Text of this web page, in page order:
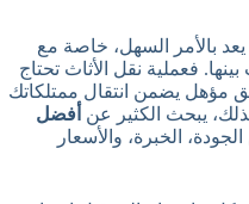
يعد بالأمر السهل، خاصة مع
فعملية نقل الأثاث تحتاج
مؤهل يضمن انتقال ممتلكاتك
يبحث الكثير عن أفضل
الخبرة، والأسعار